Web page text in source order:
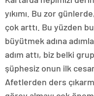
yıkımı. Bu zor
çok arttı. Bu yüzden
büyütmek adına
adım attı, biz belki
şüphesiz onun ilk
Afetlerden ders